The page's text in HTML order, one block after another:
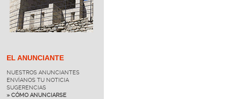
EL ANUNCIANTE
NUESTROS ANUNCIANTES
ENVÍANOS TU NOTICIA
SUGERENCIAS
» CÓMO ANUNCIARSE